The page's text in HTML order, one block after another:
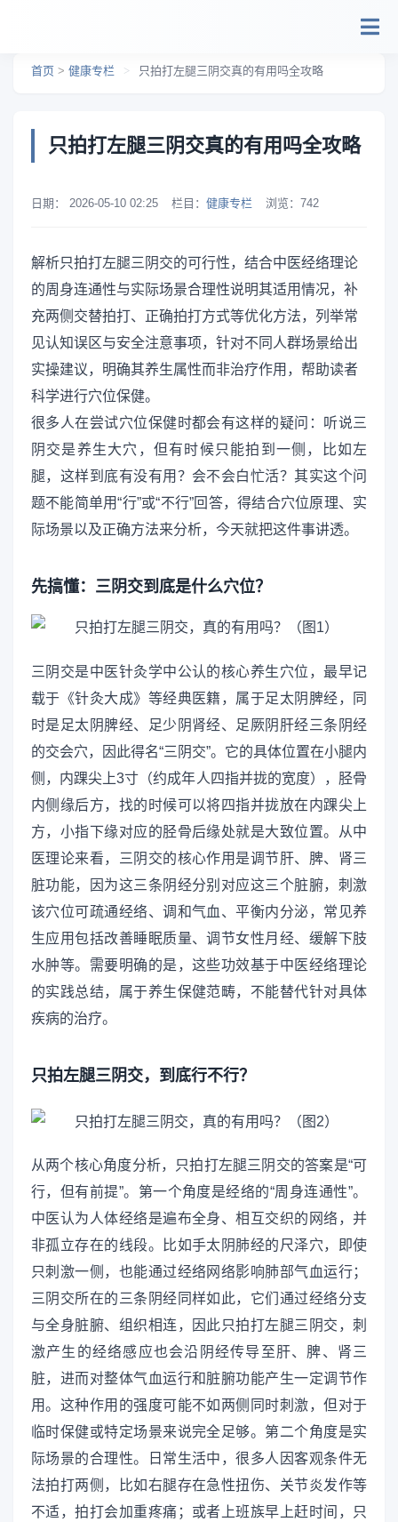
首页 > 健康专栏 > 只拍打左腿三阴交真的有用吗全攻略
只拍打左腿三阴交真的有用吗全攻略
日期： 2026-05-10 02:25 栏目： 健康专栏 浏览： 742
解析只拍打左腿三阴交的可行性，结合中医经络理论
的周身连通性与实际场景合理性说明其适用情况，补
充两侧交替拍打、正确拍打方式等优化方法，列举常
见认知误区与安全注意事项，针对不同人群场景给出
实操建议，明确其养生属性而非治疗作用，帮助读者
科学进行穴位保健。
很多人在尝试穴位保健时都会有这样的疑问：听说三
阴交是养生大穴，但有时候只能拍到一侧，比如左
腿，这样到底有没有用？会不会白忙活？其实这个问
题不能简单用“行”或“不行”回答，得结合穴位原理、实
际场景以及正确方法来分析，今天就把这件事讲透。
先搞懂：三阴交到底是什么穴位？
三阴交是中医针灸学中公认的核心养生穴位，最早记
载于《针灸大成》等经典医籍，属于足太阴脾经，同
时是足太阴脾经、足少阴肾经、足厥阴肝经三条阴经
的交会穴，因此得名“三阴交”。它的具体位置在小腿内
侧，内踝尖上3寸（约成年人四指并拢的宽度），胫骨
内侧缘后方，找的时候可以将四指并拢放在内踝尖上
方，小指下缘对应的胫骨后缘处就是大致位置。从中
医理论来看，三阴交的核心作用是调节肝、脾、肾三
脏功能，因为这三条阴经分别对应这三个脏腑，刺激
该穴位可疏通经络、调和气血、平衡内分泌，常见养
生应用包括改善睡眠质量、调节女性月经、缓解下肢
水肿等。需要明确的是，这些功效基于中医经络理论
的实践总结，属于养生保健范畴，不能替代针对具体
疾病的治疗。
只拍左腿三阴交，到底行不行？
从两个核心角度分析，只拍打左腿三阴交的答案是“可
行，但有前提”。第一个角度是经络的“周身连通性”。
中医认为人体经络是遍布全身、相互交织的网络，并
非孤立存在的线段。比如手太阴肺经的尺泽穴，即使
只刺激一侧，也能通过经络网络影响肺部气血运行；
三阴交所在的三条阴经同样如此，它们通过经络分支
与全身脏腑、组织相连，因此只拍打左腿三阴交，刺
激产生的经络感应也会沿阴经传导至肝、脾、肾三
脏，进而对整体气血运行和脏腑功能产生一定调节作
用。这种作用的强度可能不如两侧同时刺激，但对于
临时保健或特定场景来说完全足够。第二个角度是实
际场景的合理性。日常生活中，很多人因客观条件无
法拍打两侧，比如右腿存在急性扭伤、关节炎发作等
不适，拍打会加重疼痛；或者上班族早上赶时间，只